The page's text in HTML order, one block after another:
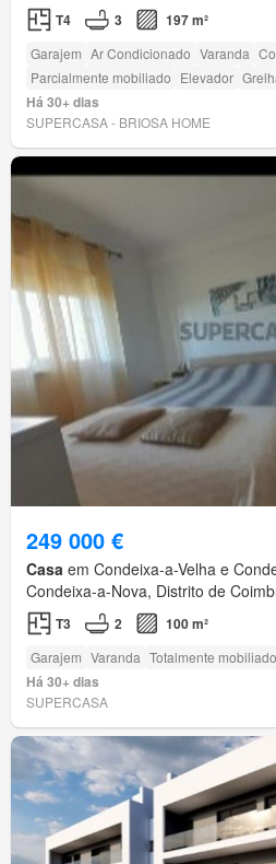
T4 3 197 m²
Garajem Ar Condicionado Varanda
Parcialmente mobiliado Elevador
Há 30+ dias
SUPERCASA - BRIOSA HOME
249 000 €
Casa em Condeixa-a-Velha e
Condeixa-a-Nova, Distrito de
T3 2 100 m²
Garajem Varanda Totalmente mobiliado
Há 30+ dias
SUPERCASA